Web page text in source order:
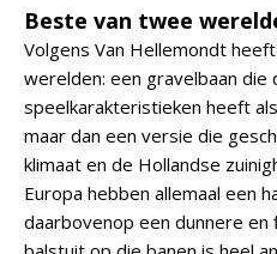
Beste van twee
Volgens Van Hellemondt
werelden: een gravelbaan die
speelkarakteristieken heeft
maar dan een versie die
klimaat en de Hollandse
Europa hebben allemaal een
daarbovenop een dunnere en